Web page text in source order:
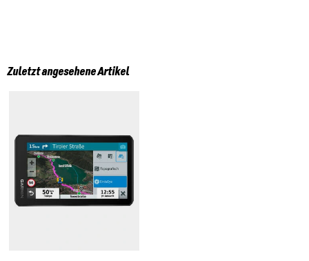
Zuletzt angesehene Artikel